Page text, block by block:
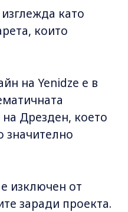
като
които
на Yenidze е в
Дрезден, което
значително
изключен от
заради проекта.